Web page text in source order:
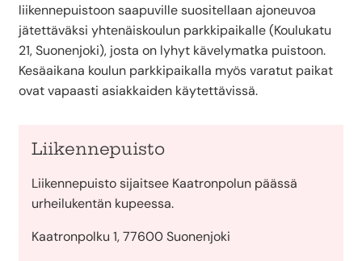
liikennepuistoon saapuville suositellaan ajoneuvoa
jätettäväksi yhtenäiskoulun parkkipaikalle (Koulukatu
21, Suonenjoki), josta on lyhyt kävelymatka puistoon.
Kesäaikana koulun parkkipaikalla myös varatut paikat
ovat vapaasti asiakkaiden käytettävissä.
Liikennepuisto
Liikennepuisto sijaitsee Kaatronpolun päässä
urheilukentän kupeessa.
Kaatronpolku 1, 77600 Suonenjoki